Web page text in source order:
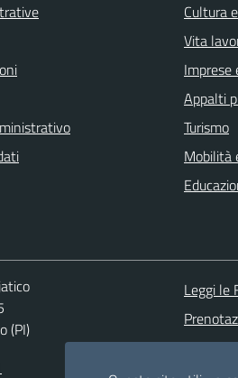
Cultura
Vita
Imprese
Appalti
Turismo
Mobilità
(PI)
Leggi le